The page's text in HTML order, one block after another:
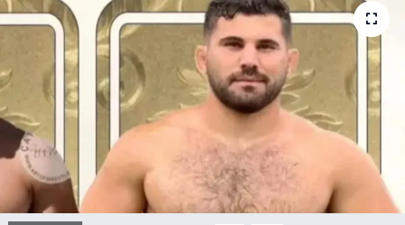
Yaşam
Gözden Kaçmasın
İletişim (Künye)